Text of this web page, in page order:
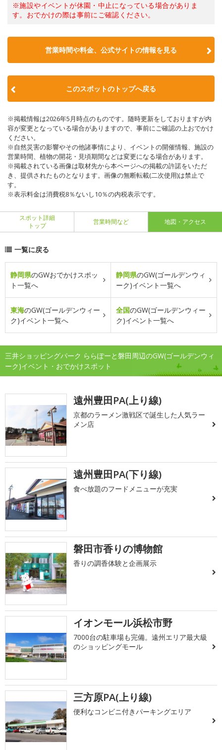
※施設やイベントが休園・中止になっている場合がありま
す。おでかけの際は事前にご確認ください。
営業時間や料金、公式サイトの情報を見る
このスポットのトップへ戻る
※掲載情報は2026年5月時点のものです。随時更新をしておりますが内
容が変更となっている場合がありますので、事前にご確認の上おでかけ
ください。
※自然災害の影響やその他諸事情により、イベントの開催情報、施設の
営業時間、植物の開花・見頃期間などは変更になる場合があります。
※掲載されている画像は取材先から本ページへの掲載の許諾をいただ
き、提供されたものとなります。画像の無断転載(二次使用)は禁止で
す。
※表示料金は消費税8％ないし10％の内税表示です。
スポット詳細
トップ
営業時間など 地図・アクセス
一覧に戻る
静岡県のGWおでかけスポッ
ト一覧へ
静岡県のGW(ゴールデンウィ
ーク)イベント一覧へ
東海のGW(ゴールデンウィー
ク)イベント一覧へ
全国のGW(ゴールデンウィー
ク)イベント一覧へ
三井ショッピングパーク ららぽーと磐田周辺のGW(ゴールデンウィ
ーク)イベント・おでかけスポット
遠州豊田PA(上り線)
京都のラーメン激戦区で誕生した人気ラー
メン店
遠州豊田PA(下り線)
食べ放題のフードメニューが充実
磐田市香りの博物館
香りの調香体験と企画展示
イオンモール浜松市野
7000台の駐車場も完備。遠州エリア最大級
のショッピングモール
三方原PA(上り線)
便利なコンビニ付きパーキングエリア